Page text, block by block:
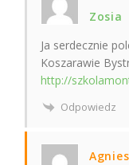
Zosia
Ja serdecznie
Koszarawie
http://
Odpowiedz